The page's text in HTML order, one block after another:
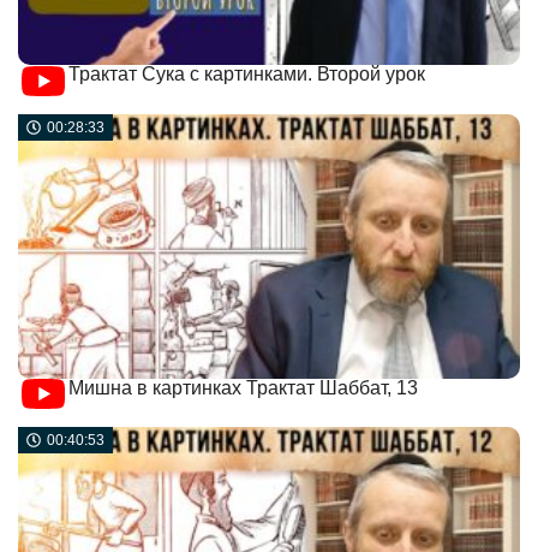
Трактат Сука с картинками. Второй урок
00:28:33
Мишна в картинках Трактат Шаббат, 13
00:40:53